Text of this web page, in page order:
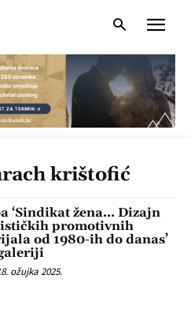
krištofić
‘Sindikat žena… Dizajn
promotivnih
od 1980-ih do danas’
ožujka 2025.